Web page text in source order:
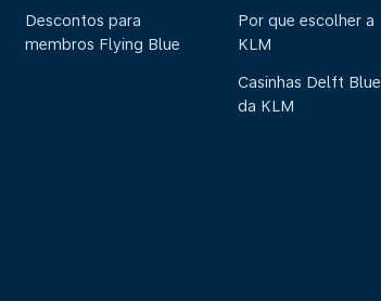
Descontos para
membros Flying Blue
Por que escolher a
KLM
Casinhas Delft Blue
da KLM